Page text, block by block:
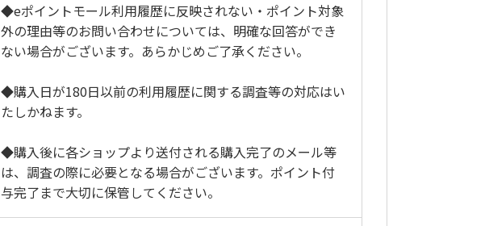
◆eポイントモール利用履歴に反映されない・ポイント対象
外の理由等のお問い合わせについては、明確な回答ができ
ない場合がございます。あらかじめご了承ください。
◆購入日が180日以前の利用履歴に関する調査等の対応はい
たしかねます。
◆購入後に各ショップより送付される購入完了のメール等
は、調査の際に必要となる場合がございます。ポイント付
与完了まで大切に保管してください。